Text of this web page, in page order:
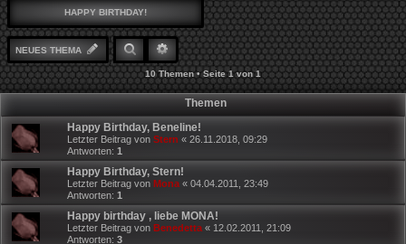
HAPPY BIRTHDAY!
NEUES THEMA SUCHE ERWEITERTE SUCHE
10 Themen • Seite1von1
Themen
Happy Birthday, Beneline!
Letzter Beitrag von Stern « 26.11.2018, 09:29
Antworten: 1
Happy Birthday, Stern!
Letzter Beitrag von Mona « 04.04.2011, 23:49
Antworten: 1
Happy birthday , liebe MONA!
Letzter Beitrag von Benedetta « 12.02.2011, 21:09
Antworten: 3